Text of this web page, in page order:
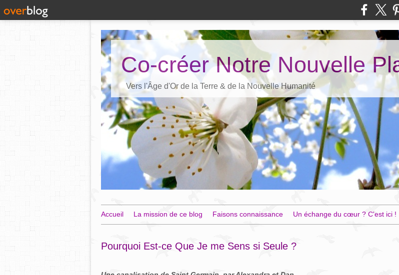
Co-créer Notre Nouvelle
Vers l'Âge d'Or de la Terre & de la Nouvelle Humanité
Accueil La mission de ce blog Faisons connaissance Un échange du cœur ? C'est ici !
Pourquoi Est-ce Que Je me Sens si Seule ?